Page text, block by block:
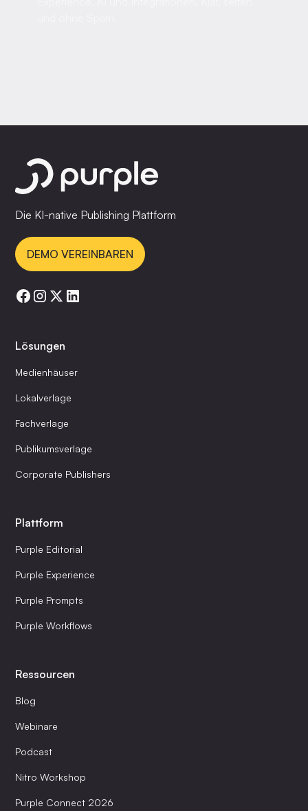
Die KI-native Publishing Plattform
DEMO VEREINBAREN
Lösungen
Medienhäuser
Lokalverlage
Fachverlage
Publikumsverlage
Corporate Publishers
Plattform
Purple Editorial
Purple Experience
Purple Prompts
Purple Workflows
Ressourcen
Blog
Webinare
Podcast
Nitro Workshop
Purple Connect 2026